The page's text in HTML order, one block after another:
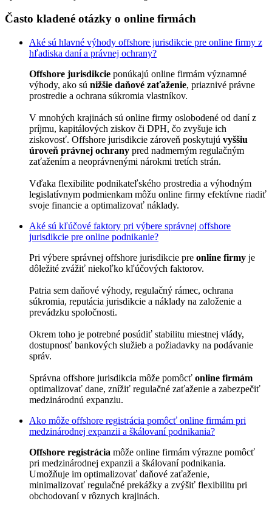
Často kladené otázky o online firmách
Aké sú hlavné výhody offshore jurisdikcie pre online firmy z
hľadiska daní a právnej ochrany?
Offshore jurisdikcie ponúkajú online firmám významné
výhody, ako sú nižšie daňové zaťaženie, priaznivé právne
prostredie a ochrana súkromia vlastníkov.
V mnohých krajinách sú online firmy oslobodené od daní z
príjmu, kapitálových ziskov či DPH, čo zvyšuje ich
ziskovosť. Offshore jurisdikcie zároveň poskytujú vyššiu
úroveň právnej ochrany pred nadmerným regulačným
zaťažením a neoprávnenými nárokmi tretích strán.
Vďaka flexibilite podnikateľského prostredia a výhodným
legislatívnym podmienkam môžu online firmy efektívne riadiť
svoje financie a optimalizovať náklady.
Aké sú kľúčové faktory pri výbere správnej offshore
jurisdikcie pre online podnikanie?
Pri výbere správnej offshore jurisdikcie pre online firmy je
dôležité zvážiť niekoľko kľúčových faktorov.
Patria sem daňové výhody, regulačný rámec, ochrana
súkromia, reputácia jurisdikcie a náklady na založenie a
prevádzku spoločnosti.
Okrem toho je potrebné posúdiť stabilitu miestnej vlády,
dostupnosť bankových služieb a požiadavky na podávanie
správ.
Správna offshore jurisdikcia môže pomôcť online firmám
optimalizovať dane, znížiť regulačné zaťaženie a zabezpečiť
medzinárodnú expanziu.
Ako môže offshore registrácia pomôcť online firmám pri
medzinárodnej expanzii a škálovaní podnikania?
Offshore registrácia môže online firmám výrazne pomôcť
pri medzinárodnej expanzii a škálovaní podnikania.
Umožňuje im optimalizovať daňové zaťaženie,
minimalizovať regulačné prekážky a zvýšiť flexibilitu pri
obchodovaní v rôznych krajinách.